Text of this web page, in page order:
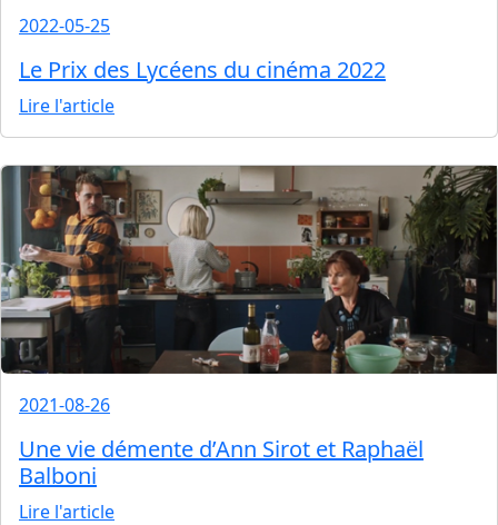
2022-05-25
Le Prix des Lycéens du cinéma 2022
Lire l'article
2021-08-26
Une vie démente d’Ann Sirot et Raphaël
Balboni
Lire l'article